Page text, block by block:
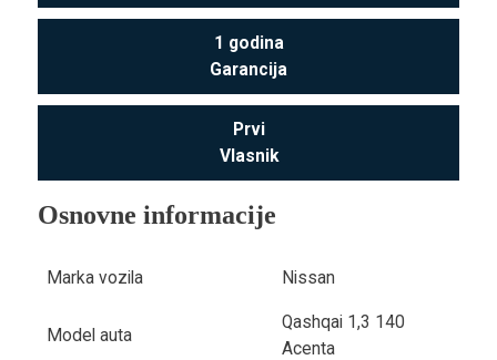
1 godina
Garancija
Prvi
Vlasnik
Osnovne informacije
Marka vozila Nissan
Model auta
Qashqai 1,3 140
Acenta